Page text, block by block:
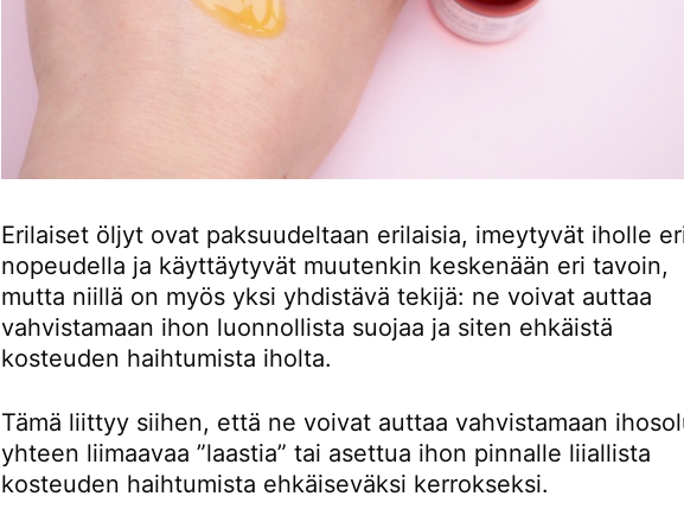
Erilaiset öljyt ovat paksuudeltaan erilaisia, imeytyvät iholle
nopeudella ja käyttäytyvät muutenkin keskenään eri tavoin,
mutta niillä on myös yksi yhdistävä tekijä: ne voivat auttaa
vahvistamaan ihon luonnollista suojaa ja siten ehkäistä
kosteuden haihtumista iholta.
Tämä liittyy siihen, että ne voivat auttaa vahvistamaan
yhteen liimaavaa ”laastia” tai asettua ihon pinnalle liiallista
kosteuden haihtumista ehkäiseväksi kerrokseksi.